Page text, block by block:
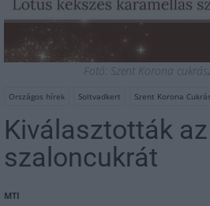
Fotó: Szent Korona
Országos hírek Soltvadkert Szent Korona
Kiválasztották
szaloncukrát
MTI